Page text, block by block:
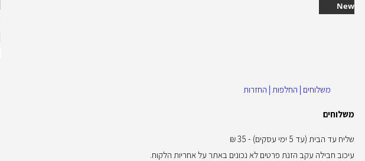
New
משלוחים | החלפות | החזרות
משלוחים
שליח עד הבית (עד 5 ימי עסקים) - 35 ₪
עיכוב חבילה עקב הזנת פרטים לא נכונים באתר על אחריות הלקוח.